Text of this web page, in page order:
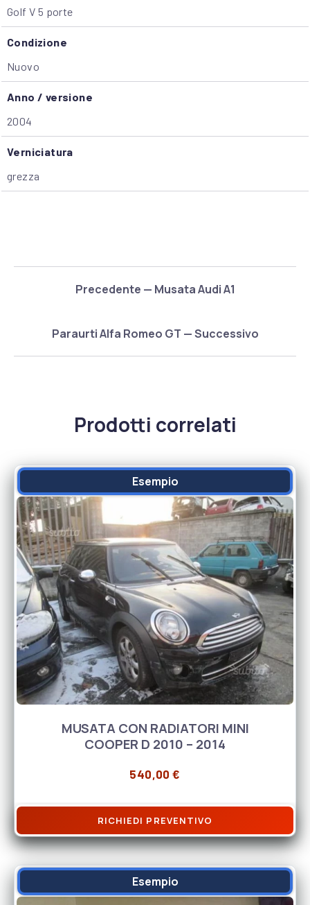
Golf V 5 porte
Condizione
Nuovo
Anno / versione
2004
Verniciatura
grezza
Precedente — Musata Audi A1
Paraurti Alfa Romeo GT — Successivo
Prodotti correlati
Esempio
MUSATA CON RADIATORI MINI
COOPER D 2010 – 2014
540,00€
RICHIEDI PREVENTIVO
Esempio